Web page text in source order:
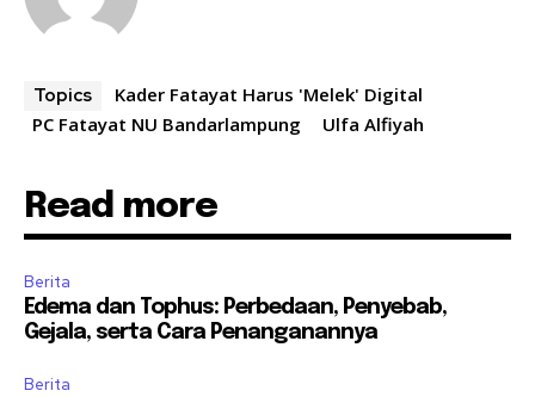
Topics
Kader Fatayat Harus 'Melek' Digital
PC Fatayat NU Bandarlampung
Ulfa Alfiyah
Read more
Berita
Edema dan Tophus: Perbedaan, Penyebab,
Gejala, serta Cara Penanganannya
Berita